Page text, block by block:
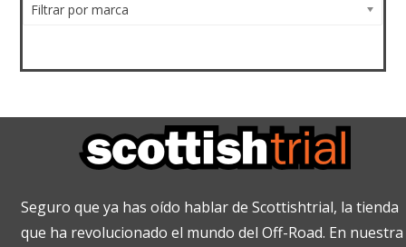
Filtrar por marca
Seguro que ya has oído hablar de Scottishtrial, la tienda
que ha revolucionado el mundo del Off-Road. En nuestra